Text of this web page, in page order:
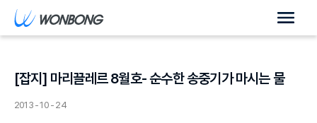
[잡지] 마리끌레르 8월호- 순수한 송중기가 마시는 물
2013 - 10 - 24